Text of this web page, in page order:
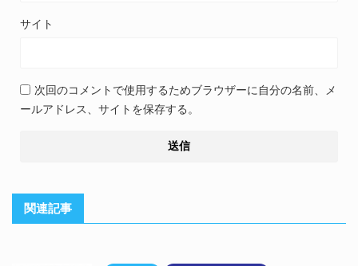
サイト
次回のコメントで使用するためブラウザーに自分の名前、メ
ールアドレス、サイトを保存する。
関連記事